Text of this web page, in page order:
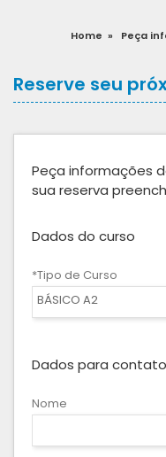
Home » Peça
Reserve seu
Peça informações
sua reserva
Dados do curso
*Tipo de Curso
BÁSICO A2
Dados para contato
Nome